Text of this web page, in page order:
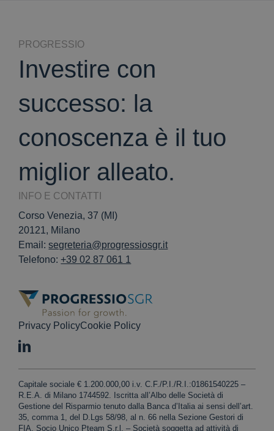
PROGRESSIO
Investire con
successo: la
conoscenza è il tuo
miglior alleato.
INFO E CONTATTI
Corso Venezia, 37 (MI)
20121, Milano
Email:segreteria@progressiosgr.it
Telefono:+39 02 87 061 1
Privacy PolicyCookie Policy
Capitale sociale € 1.200.000,00 i.v. C.F./P.I./R.I.:01861540225 –
R.E.A. di Milano 1744592. Iscritta all’Albo delle Società di
Gestione del Risparmio tenuto dalla Banca d’Italia ai sensi dell’art.
35, comma 1, del D.Lgs 58/98, al n. 66 nella Sezione Gestori di
FIA. Socio Unico Pteam S.r.l. – Società soggetta ad attività di